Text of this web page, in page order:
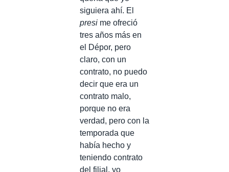
siguiera ahí. El
presi me ofreció
tres años más en
el Dépor, pero
claro, con un
contrato, no puedo
decir que era un
contrato malo,
porque no era
verdad, pero con la
temporada que
había hecho y
teniendo contrato
del filial, yo